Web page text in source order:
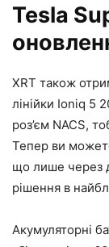
Tesla
XRT також
лінійки Ioniq 5
роз’єм NACS,
Тепер ви
що лише через
рішення в
Акумуляторні